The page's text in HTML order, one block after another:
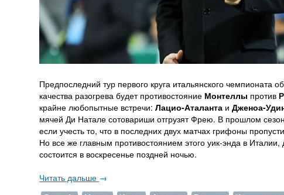
Предпоследний тур первого круга итальянского
качества разогрева будет противостояние Монтеллы против
крайне любопытные встречи:Лацио-Аталанта иДженоа-
мячей Ди Натале сотовариши отгрузят Фрею. В прошлом
если учесть то, что в последних двух матчах грифоны
Но все же главным противостоянием этого уик-энда в
состоится в воскресенье поздней ночью.
Читать дальше →